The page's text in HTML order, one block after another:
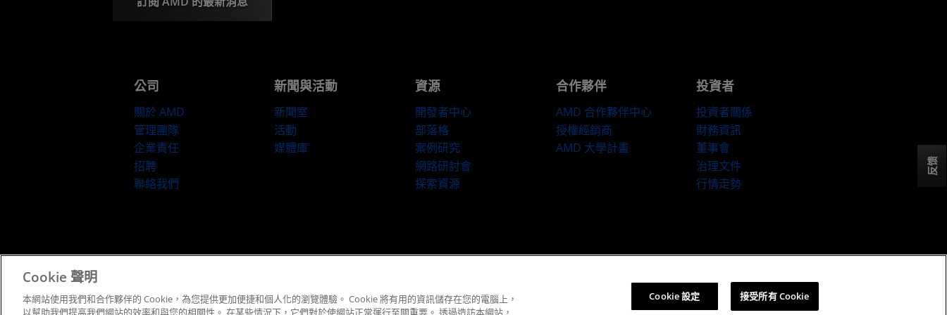
反馈
公司
關於 AMD
管理團隊
企業責任
招聘
聯絡我們
新聞與活動
新聞室
活動
媒體庫
資源
開發者中心
部落格
案例研究
網路研討會
探索資源
合作夥伴
AMD 合作夥伴中心
授權經銷商
AMD 大學計畫
投資者
投資者關係
財務資訊
董事會
治理文件
行情走勢
© 2026 Advanced Micro Devices, Inc.
Cookie 聲明
本網站使用我們和合作夥伴的 Cookie，為您提供更加便捷和個人化的瀏覽體驗。 Cookie 將有用的資訊儲存在您的電腦上，
以幫助我們提高我們網站的效率和與您的相關性。 在某些情況下，它們對於使網站正常運行至關重要。 透過造訪本網站，
Cookie 設定 接受所有 Cookie